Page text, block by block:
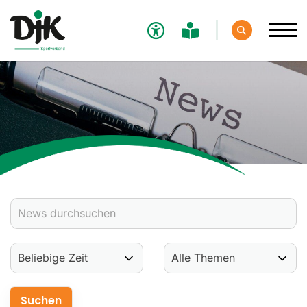
Verband
Aktuelles
Verbands-News
Termine
Verantwortung